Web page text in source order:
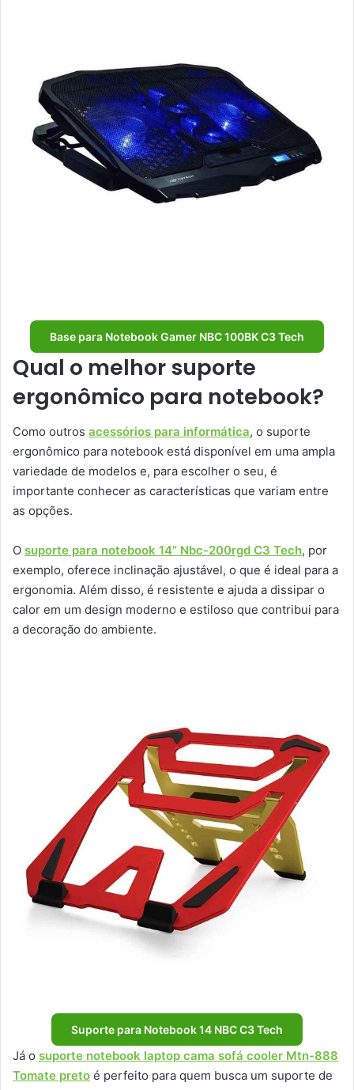
Base para Notebook Gamer NBC 100BK C3 Tech
Qual o melhor suporte
ergonômico para notebook?
Como outros acessórios para informática, o suporte
ergonômico para notebook está disponível em uma ampla
variedade de modelos e, para escolher o seu, é
importante conhecer as características que variam entre
as opções.
O suporte para notebook 14” Nbc-200rgd C3 Tech, por
exemplo, oferece inclinação ajustável, o que é ideal para a
ergonomia. Além disso, é resistente e ajuda a dissipar o
calor em um design moderno e estiloso que contribui para
a decoração do ambiente.
Suporte para Notebook 14 NBC C3 Tech
Já o suporte notebook laptop cama sofá cooler Mtn-888
Tomate preto é perfeito para quem busca um suporte de